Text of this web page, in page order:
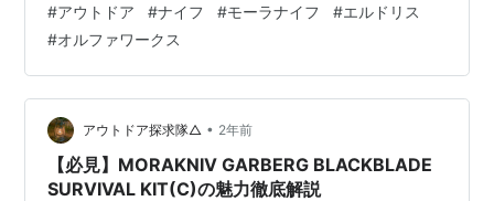
しくは書かない、いや語ることができるほどよく知らな
いんだけど、よくネット上で見かけるのは「何人も、業
務その他正当な理由による場合を除いては、内閣府令で
定めるところにより計つた刃体の長さが六センチメート
ルをこえる刃物を携帯してはならない。」というもの。
これは銃刀法二十二条から一部を抜粋したものらしい。
…
#アウトドア #ナイフ #モーラナイフ #エルドリス
#オルファワークス
アウトドア探求隊△ • 2年前
【必見】MORAKNIV GARBERG BLACKBLADE
SURVIVAL KIT(C)の魅力徹底解説